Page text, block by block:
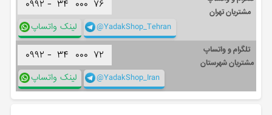
مشتریان تهران
۰۹۹۲ - ۳۴ ۰۰۰ ۷۶
لینک واتساپ @YadakShop_Tehran
تلگرام و واتساپ
مشتریان شهرستان
۰۹۹۲ - ۳۴ ۰۰۰ ۷۲
لینک واتساپ @YadakShop_Iran